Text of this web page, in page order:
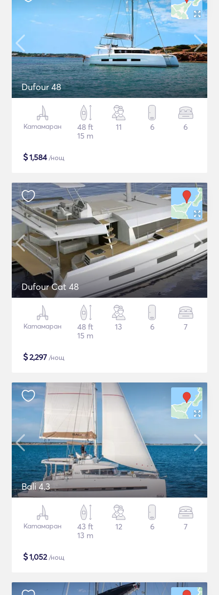
Dufour 48
Катамаран
48 ft
15 m
11 6 6
$1,584/нощ
Dufour Cat 48
Катамаран
48 ft
15 m
13 6 7
$2,297 /нощ
Bali 4.3
Катамаран
43 ft
13 m
12 6 7
$1,052/нощ